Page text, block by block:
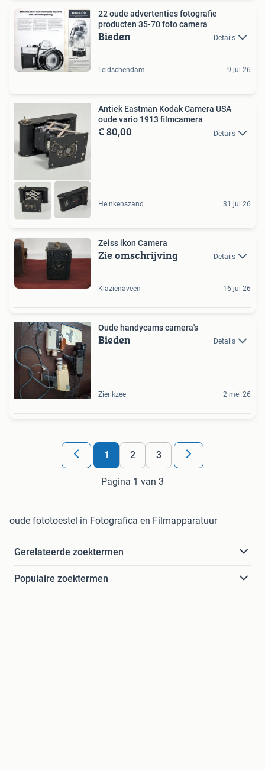
22 oude advertenties fotografie
producten 35-70 foto camera
Bieden Details
Leidschendam 9 jul 26
Antiek Eastman Kodak Camera USA
oude vario 1913 filmcamera
€ 80,00 Details
Heinkenszand 31 jul 26
Zeiss ikon Camera
Zie omschrijving Details
Klazienaveen 16 jul 26
Oude handycams camera's
Bieden Details
Zierikzee 2 mei 26
1 2 3
Pagina 1 van 3
oude fototoestel in Fotografica en Filmapparatuur
Gerelateerde zoektermen
Populaire zoektermen